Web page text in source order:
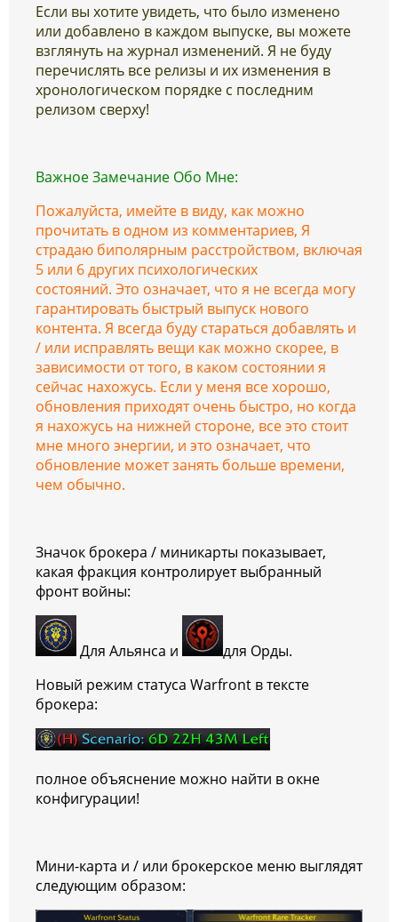
Если вы хотите увидеть, что было изменено
или добавлено в каждом выпуске, вы можете
взглянуть на журнал изменений. Я не буду
перечислять все релизы и их изменения в
хронологическом порядке с последним
релизом сверху!
Важное Замечание Обо Мне:
Пожалуйста, имейте в виду, как можно
прочитать в одном из комментариев, Я
страдаю биполярным расстройством, включая
5 или 6 других психологических
состояний. Это означает, что я не всегда могу
гарантировать быстрый выпуск нового
контента. Я всегда буду стараться добавлять и
/ или исправлять вещи как можно скорее, в
зависимости от того, в каком состоянии я
сейчас нахожусь. Если у меня все хорошо,
обновления приходят очень быстро, но когда
я нахожусь на нижней стороне, все это стоит
мне много энергии, и это означает, что
обновление может занять больше времени,
чем обычно.
Значок брокера / миникарты показывает,
какая фракция контролирует выбранный
фронт войны:
Для Альянса и
для Орды.
Новый режим статуса Warfront в тексте
брокера:
полное объяснение можно найти в окне
конфигурации!
Мини-карта и / или брокерское меню выглядят
следующим образом: